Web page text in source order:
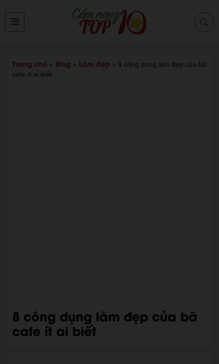
Trang chủ » Blog » Làm đẹp » 8 công dụng làm đẹp của bã
cafe ít ai biết
8 công dụng làm đẹp của bã
cafe ít ai biết